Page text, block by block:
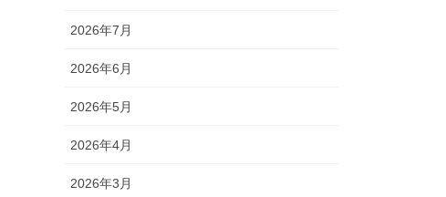
2026年7月
2026年6月
2026年5月
2026年4月
2026年3月